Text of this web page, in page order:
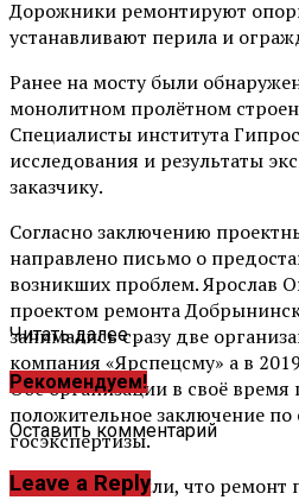
Дорожники ремонтируют
устанавливают перила и
Ранее на мосту были
монолитном пролётном
Специалисты института
исследования и результаты
заказчику.
Согласно заключению
направлено письмо о
возникших проблем. Ярослав
проектом ремонта
занимались сразу две
компания «Ярспецсму» а в
Обе организации в своё время
положительное заключение
госэкспертизы.
В мэрии заверили, что ремонт
Читать далее ...
Рекомендуем!
Оставить комментарий
Leave a Reply